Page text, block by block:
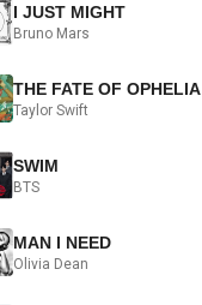
I JUST MIGHT
Bruno Mars
THE FATE OF OPHELIA
Taylor Swift
SWIM
BTS
MAN I NEED
Olivia Dean